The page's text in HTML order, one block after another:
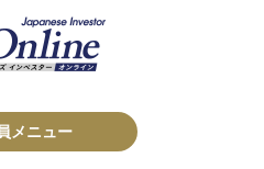
メニュー